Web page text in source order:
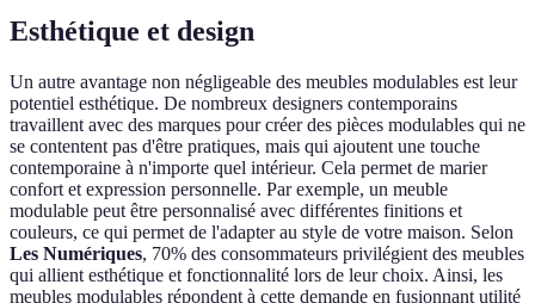
Esthétique et design
Un autre avantage non négligeable des meubles modulables est leur
potentiel esthétique. De nombreux designers contemporains
travaillent avec des marques pour créer des pièces modulables qui ne
se contentent pas d'être pratiques, mais qui ajoutent une touche
contemporaine à n'importe quel intérieur. Cela permet de marier
confort et expression personnelle. Par exemple, un meuble
modulable peut être personnalisé avec différentes finitions et
couleurs, ce qui permet de l'adapter au style de votre maison. Selon
Les Numériques, 70% des consommateurs privilégient des meubles
qui allient esthétique et fonctionnalité lors de leur choix. Ainsi, les
meubles modulables répondent à cette demande en fusionnant utilité